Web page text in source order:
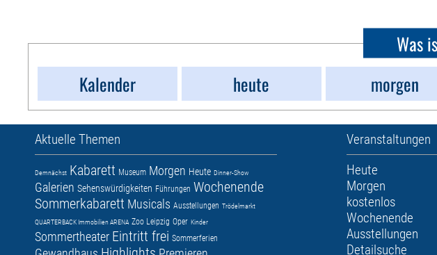
Was
Kalender
heute morgen
Aktuelle Themen
Demnächst Kabarett Museum Morgen Heute Dinner-Show
Galerien Sehenswürdigkeiten Führungen Wochenende
Sommerkabarett Musicals Ausstellungen Trödelmarkt
QUARTERBACK Immobilien ARENA Zoo Leipzig Oper Kinder
Sommertheater Eintritt frei Sommerferien
Veranstaltungen
Heute
Morgen
kostenlos
Wochenende
Ausstellungen
Detailsuche